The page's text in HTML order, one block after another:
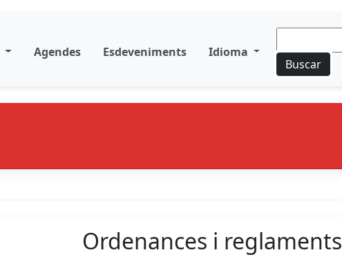
Agendes Esdeveniments
Idioma
Buscar
Ordenances i reglaments